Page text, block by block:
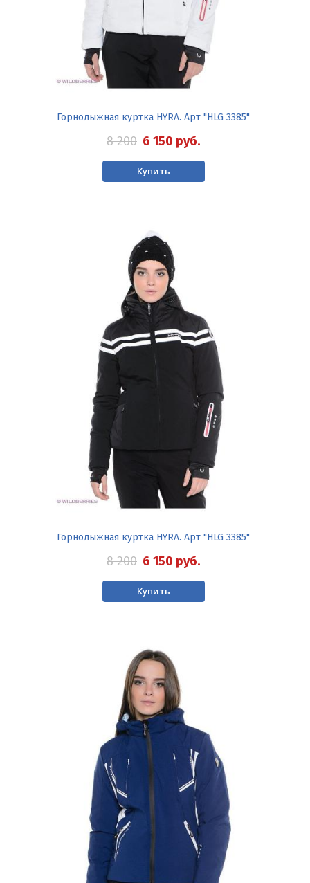
Горнолыжная куртка HYRA. Арт "HLG 3385"
8 200 6 150 руб.
Купить
Горнолыжная куртка HYRA. Арт "HLG 3385"
8 200 6 150 руб.
Купить